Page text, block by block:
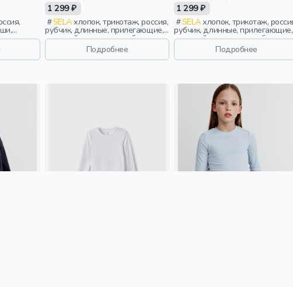
1 299 ₽
SELAхлопок, трикотаж, россия,
рубчик, длинные, прилегающие,
длинный рукав, школа, бант,
вырез, кружево, девочки, дети
Подробнее
1 299 ₽
SELAхлопок, трикотаж, россия,
рубчик, длинные, прилегающие,
длинный рукав, школа, бант,
вырез, кружево, девочки, дети
Подробнее